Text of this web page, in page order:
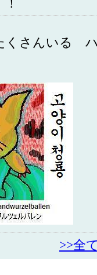
くさんいる
>>全